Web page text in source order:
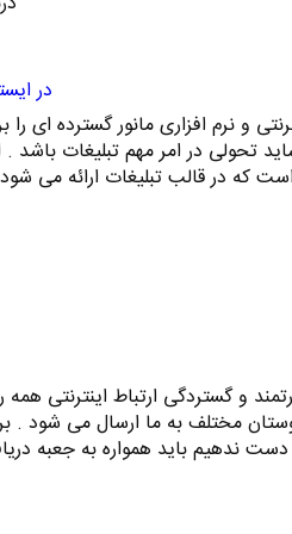
در
و نرم افزاری مانور گسترده ای را
تحولی در امر مهم تبلیغات باشد .
که در قالب تبلیغات ارائه می
و گستردگی ارتباط اینترنتی همه
مختلف به ما ارسال می شود .
دست ندهیم باید همواره به جعبه